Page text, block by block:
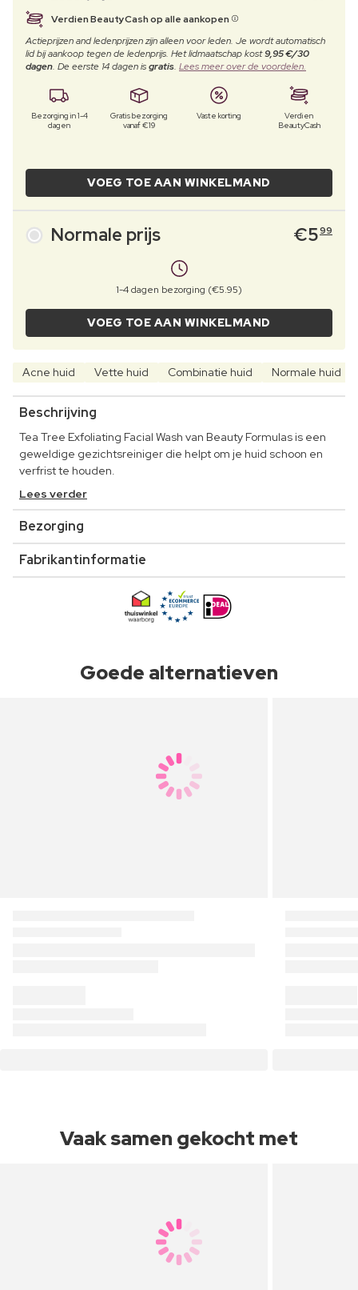
Verdien BeautyCash op alle aankopen
Actieprijzen and ledenprijzen zijn alleen voor leden. Je wordt automatisch
lid bij aankoop tegen de ledenprijs. Het lidmaatschap kost9,95 €/30
dagen. De eerste 14 dagen isgratis. Lees meer over de voordelen.
Bezorging in 1-4
dagen
Gratis bezorging
vanaf €19
Vaste korting
Verdien
BeautyCash
VOEG TOE AAN WINKELMAND
Normale prijs €599
1-4 dagen bezorging (€5.95)
VOEG TOE AAN WINKELMAND
Acne huid Vette huid Combinatie huid Normale huid
Beschrijving
Tea Tree Exfoliating Facial Wash van Beauty Formulas is een
geweldige gezichtsreiniger die helpt om je huid schoon en
verfrist te houden.
Lees verder
Bezorging
Fabrikantinformatie
Goede alternatieven
Vaak samen gekocht met